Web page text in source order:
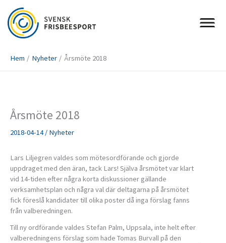
innehåll
Hem Nyheter Årsmöte 2018
Årsmöte 2018
2018-04-14/ Nyheter
Lars Liljegren valdes som mötesordförande och gjorde
uppdraget med den äran, tack Lars! Själva årsmötet var klart
vid 14-tiden efter några korta diskussioner gällande
verksamhetsplan och några val där deltagarna på årsmötet
fick föreslå kandidater till olika poster då inga förslag fanns
från valberedningen.
Till ny ordförande valdes Stefan Palm, Uppsala, inte helt efter
valberedningens förslag som hade Tomas Burvall på den